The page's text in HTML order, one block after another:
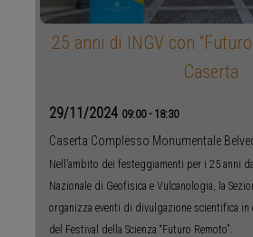
25 anni di INGV con
Caserta
29/11/2024 09:00- 18:30
Caserta Complesso Monumentale
Nell’ambito dei festeggiamenti per i 25 anni
Nazionale di Geofisica e Vulcanologia, la
organizza eventi di divulgazione scientifica in
del Festival della Scienza “Futuro Remoto”.